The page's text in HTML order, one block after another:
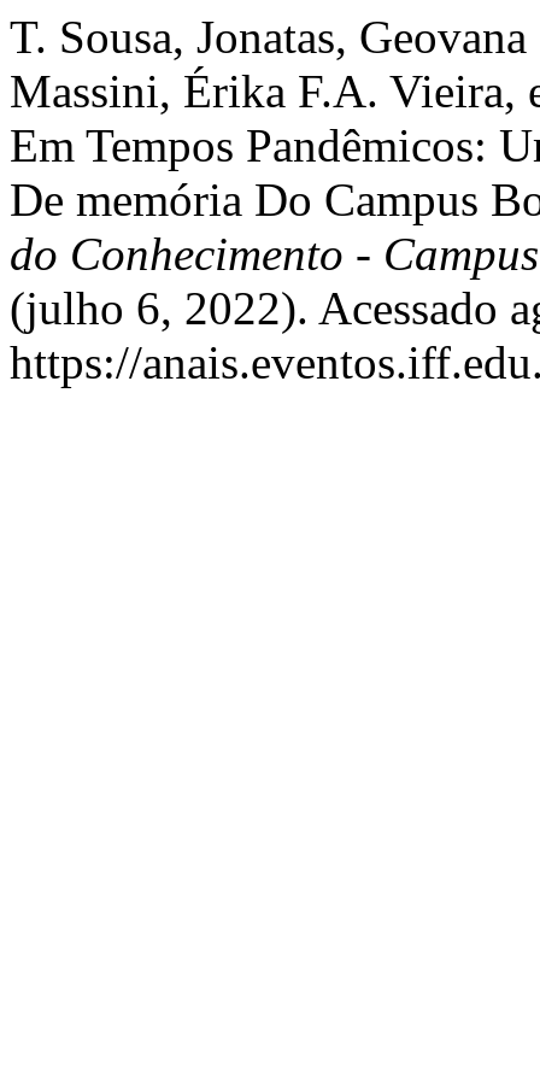
T. Sousa, Jonatas,
Massini, Érika F.A. Vieira,
Em Tempos Pandêmicos:
De memória Do Campus
do Conhecimento -
(julho 6, 2022). Acessado
https://